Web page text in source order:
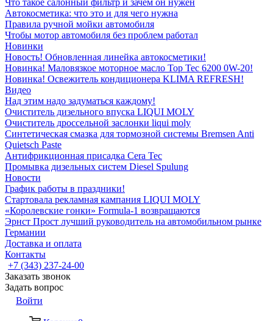
Что такое салонный фильтр и зачем он нужен
Автокосметика: что это и для чего нужна
Правила ручной мойки автомобиля
Чтобы мотор автомобиля без проблем работал
Новинки
Новость! Обновленная линейка автокосметики!
Новинка! Маловязкое моторное масло Top Tec 6200 0W-20!
Новинка! Освежитель кондиционера KLIMA REFRESH!
Видео
Над этим надо задуматься каждому!
Очиститель дизельного впуска LIQUI MOLY
Очиститель дроссельной заслонки liqui moly
Синтетическая смазка для тормозной системы Bremsen Anti
Quietsch Paste
Антифрикционная присадка Cera Tec
Промывка дизельных систем Diesel Spulung
Новости
График работы в праздники!
Стартовала рекламная кампания LIQUI MOLY
«Королевские гонки» Formula-1 возвращаются
Эрнст Прост лучший руководитель на автомобильном рынке
Германии
Доставка и оплата
Контакты
+7 (343) 237-24-00
Заказать звонок
Задать вопрос
Войти